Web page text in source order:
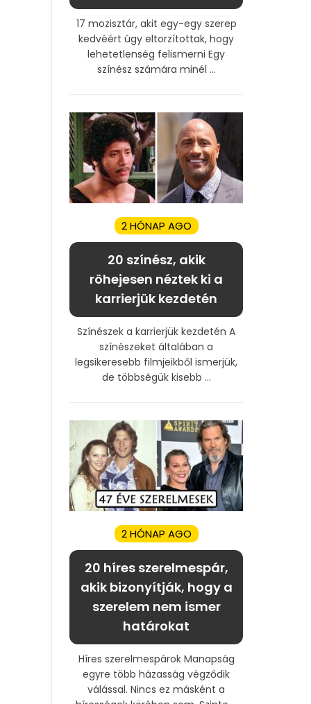
17 mozisztár, akit egy-egy szerep
kedvéért úgy eltorzítottak, hogy
lehetetlenség felismerni Egy
színész számára minél ...
2 HÓNAP AGO
20 színész, akik
röhejesen néztek ki a
karrierjük kezdetén
Színészek a karrierjük kezdetén A
színészeket általában a
legsikeresebb filmjeikből ismerjük,
de többségük kisebb ...
2 HÓNAP AGO
20 híres szerelmespár,
akik bizonyítják, hogy a
szerelem nem ismer
határokat
Híres szerelmespárok Manapság
egyre több házasság végződik
válással. Nincs ez másként a